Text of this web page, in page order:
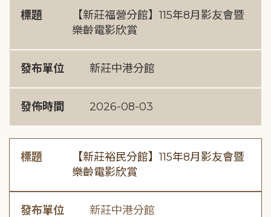
標題
【新莊福營分館】115年8月影友會暨
樂齡電影欣賞
發布單位 新莊中港分館
發佈時間 2026-08-03
標題
【新莊裕民分館】115年8月影友會暨
樂齡電影欣賞
發布單位 新莊中港分館